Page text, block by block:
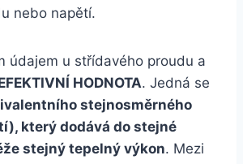
nebo napětí.
údajem u střídavého proudu a
HODNOTA. Jedná se
stejnosměrného
který dodává do stejné
stejný tepelný výkon. Mezi